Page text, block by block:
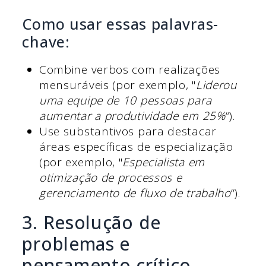
Como usar essas palavras-
chave:
Combine verbos com realizações
mensuráveis (por exemplo, "Liderou
uma equipe de 10 pessoas para
aumentar a produtividade em 25%“).
Use substantivos para destacar
áreas específicas de especialização
(por exemplo, "Especialista em
otimização de processos e
gerenciamento de fluxo de trabalho“).
3. Resolução de
problemas e